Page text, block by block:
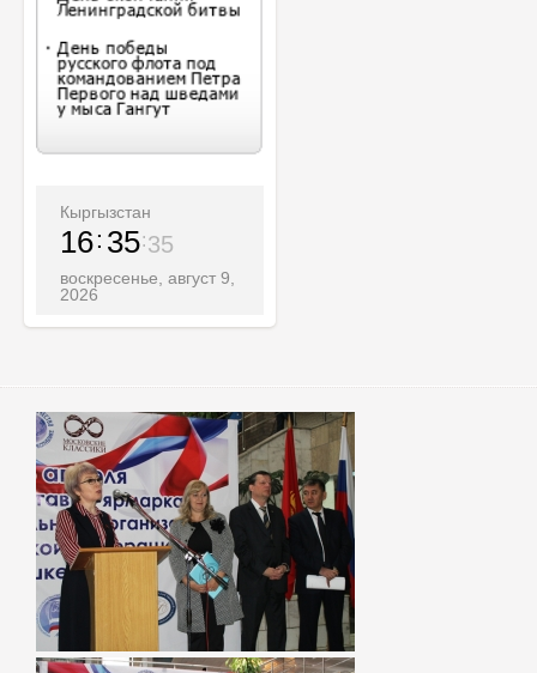
Кыргызстан
16 35 36
воскресенье, август 9,
2026